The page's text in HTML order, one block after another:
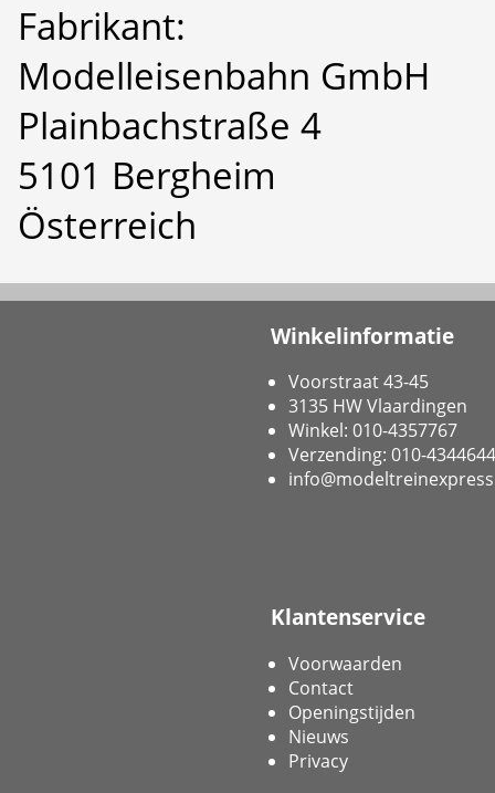
Fabrikant:
Modelleisenbahn GmbH
Plainbachstraße 4
5101 Bergheim
Österreich
Winkelinformatie
Voorstraat 43-45
3135 HW Vlaardingen
Winkel: 010-4357767
Verzending: 010-4344644
Klantenservice
Voorwaarden
Contact
Openingstijden
Nieuws
Privacy